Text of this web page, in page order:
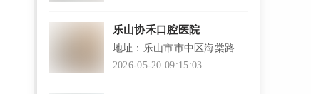
乐山协禾口腔医院
地址：乐山市市中区海棠路游
泳池巷28号
2026-05-20 09:15:03